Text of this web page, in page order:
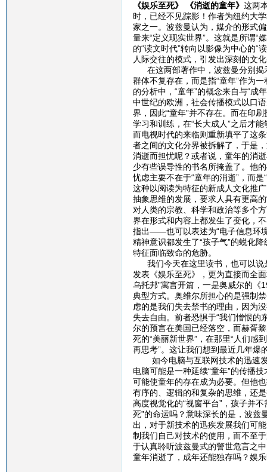
《娱乐至死》 《消逝的童年》 这两
时，已经不见踪影！作者为纽约大
家之一。波兹曼认为，媒介的形式
量来“定义现实世界”。这就是所谓“
的“读文时代”转向以影像为中心的“
人际交往的模式，引发出深刻的文
在这两部著作中，波兹曼分别揭
群体不复存在，而是指“童年”作为
的分析中，“童年”的概念来自与“成
中世纪的欧洲，社会传播模式以口
界，因此“童年”并不存在。而在印
学习和训练，在“长大成人”之后才
而电视时代的来临则重新填平了这
者之间的文化分界被拆解了，于是
消逝而担忧呢？或者说，童年的消
少有些误导性的书名所掩盖了。他
忧虑主要不在于“童年的消逝”，而
这种以阅读为特征的新成人文化推
抽象思维的发展，要求人具有更高
对人类的宗教、科学和政治等多个
界在形式和内容上都发生了变化，
指出——也可以表述为“电子信息环
精神意识都发生了“孩子气”的蜕化
特征面临致命的危胁。
我们今天在这里读书，也可以说
发表《娱乐至死》，更为直接而全
乌托邦”寓言开篇，一是奥威尔的《
典型方式。奥维尔所担心的是强制
虑的是我们失去禁书的理由，因为
失去自由。前者恐惧于“我们憎恨的
尔的预言在美国已经落空，而赫胥
死的“美丽新世界”，在那里“人们感
再思考”。这让我们想到最近几年爆
如今电脑与互联网技术的迅速发
电脑可能是一种延续“童年”的传播
可能使童年的存在成为必要。但他
有序的、逻辑的和复杂的思维，还
高度视觉化的“视窗平台”，孩子并
死”的命运吗？意味深长的是，波兹
出，对于新技术的迅疾发展我们可
制我们自己对技术的使用，而不至
于认真聆听波兹曼式的警世危言之
童年消逝了，成年还能独存吗？娱